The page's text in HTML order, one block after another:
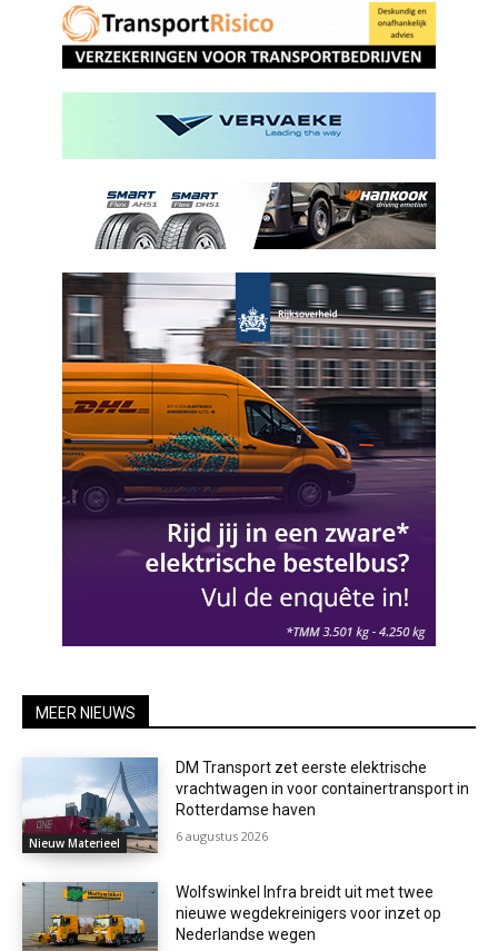
MEER NIEUWS
Nieuw Materieel
DM Transport zet eerste elektrische
vrachtwagen in voor containertransport in
Rotterdamse haven
6 augustus 2026
Wolfswinkel Infra breidt uit met twee
nieuwe wegdekreinigers voor inzet op
Nederlandse wegen